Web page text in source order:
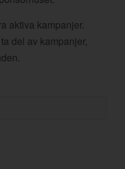
aktiva kampanjer.
del av kampanjer,